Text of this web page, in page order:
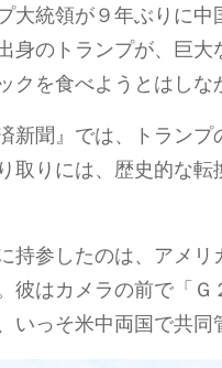
大統領が９年ぶりに
身のトランプが、巨
クを食べようとはしな
聞』では、トランプ
取りには、歴史的な
持参したのは、アメリ
彼はカメラの前で「
いっそ米中両国で共同